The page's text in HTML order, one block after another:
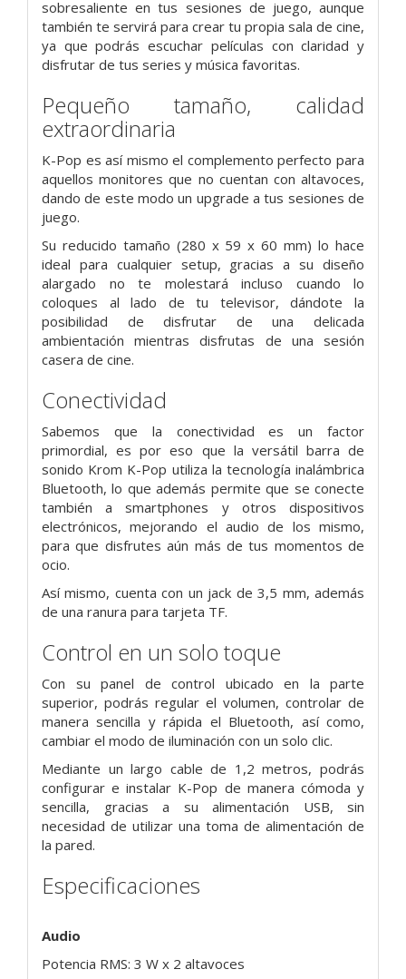
sobresaliente en tus sesiones de juego, aunque
también te servirá para crear tu propia sala de cine,
ya que podrás escuchar películas con claridad y
disfrutar de tus series y música favoritas.
Pequeño tamaño, calidad
extraordinaria
K-Pop es así mismo el complemento perfecto para
aquellos monitores que no cuentan con altavoces,
dando de este modo un upgrade a tus sesiones de
juego.
Su reducido tamaño (280 x 59 x 60 mm) lo hace
ideal para cualquier setup, gracias a su diseño
alargado no te molestará incluso cuando lo
coloques al lado de tu televisor, dándote la
posibilidad de disfrutar de una delicada
ambientación mientras disfrutas de una sesión
casera de cine.
Conectividad
Sabemos que la conectividad es un factor
primordial, es por eso que la versátil barra de
sonido Krom K-Pop utiliza la tecnología inalámbrica
Bluetooth, lo que además permite que se conecte
también a smartphones y otros dispositivos
electrónicos, mejorando el audio de los mismo,
para que disfrutes aún más de tus momentos de
ocio.
Así mismo, cuenta con un jack de 3,5 mm, además
de una ranura para tarjeta TF.
Control en un solo toque
Con su panel de control ubicado en la parte
superior, podrás regular el volumen, controlar de
manera sencilla y rápida el Bluetooth, así como,
cambiar el modo de iluminación con un solo clic.
Mediante un largo cable de 1,2 metros, podrás
configurar e instalar K-Pop de manera cómoda y
sencilla, gracias a su alimentación USB, sin
necesidad de utilizar una toma de alimentación de
la pared.
Especificaciones
Audio
Potencia RMS: 3 W x 2 altavoces